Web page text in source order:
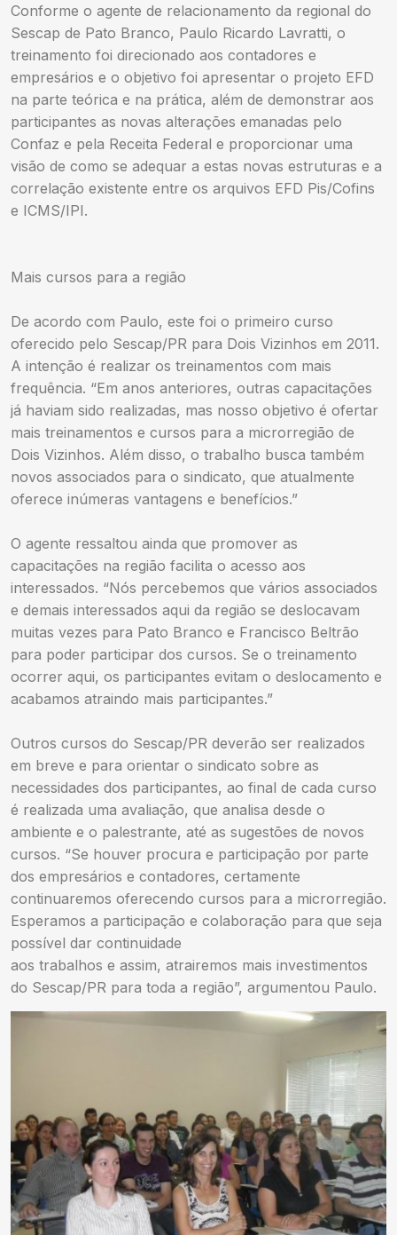
Conforme o agente de relacionamento da regional do
Sescap de Pato Branco, Paulo Ricardo Lavratti, o
treinamento foi direcionado aos contadores e
empresários e o objetivo foi apresentar o projeto EFD
na parte teórica e na prática, além de demonstrar aos
participantes as novas alterações emanadas pelo
Confaz e pela Receita Federal e proporcionar uma
visão de como se adequar a estas novas estruturas e a
correlação existente entre os arquivos EFD Pis/Cofins
e ICMS/IPI.
Mais cursos para a região
De acordo com Paulo, este foi o primeiro curso
oferecido pelo Sescap/PR para Dois Vizinhos em 2011.
A intenção é realizar os treinamentos com mais
frequência. “Em anos anteriores, outras capacitações
já haviam sido realizadas, mas nosso objetivo é ofertar
mais treinamentos e cursos para a microrregião de
Dois Vizinhos. Além disso, o trabalho busca também
novos associados para o sindicato, que atualmente
oferece inúmeras vantagens e benefícios.”
O agente ressaltou ainda que promover as
capacitações na região facilita o acesso aos
interessados. “Nós percebemos que vários associados
e demais interessados aqui da região se deslocavam
muitas vezes para Pato Branco e Francisco Beltrão
para poder participar dos cursos. Se o treinamento
ocorrer aqui, os participantes evitam o deslocamento e
acabamos atraindo mais participantes.”
Outros cursos do Sescap/PR deverão ser realizados
em breve e para orientar o sindicato sobre as
necessidades dos participantes, ao final de cada curso
é realizada uma avaliação, que analisa desde o
ambiente e o palestrante, até as sugestões de novos
cursos. “Se houver procura e participação por parte
dos empresários e contadores, certamente
continuaremos oferecendo cursos para a microrregião.
Esperamos a participação e colaboração para que seja
possível dar continuidade
aos trabalhos e assim, atrairemos mais investimentos
do Sescap/PR para toda a região”, argumentou Paulo.